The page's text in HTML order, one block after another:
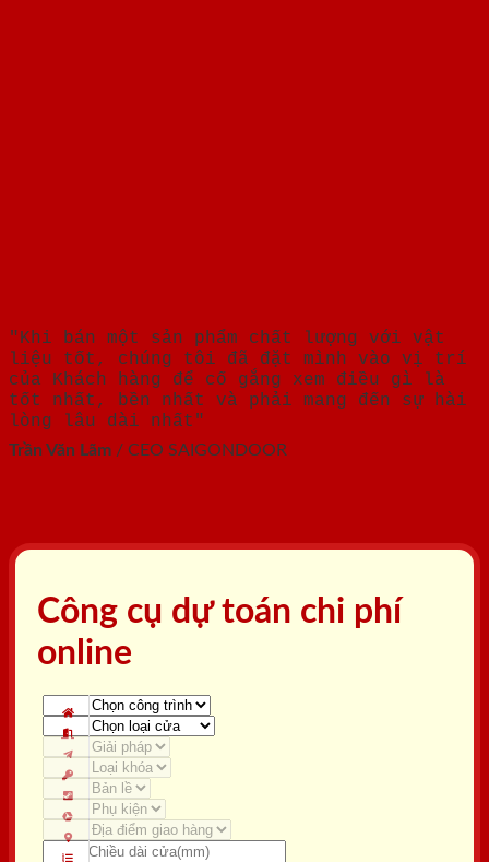
"Khi bán một sản phẩm chất lượng với vật
liệu tốt, chúng tôi đã đặt mình vào vị trí
của Khách hàng để cố gắng xem điều gì là
tốt nhất, bền nhất và phải mang đến sự hài
lòng lâu dài nhất"
Trần Văn Lãm / CEO SAIGONDOOR
Công cụ dự toán chi phí
online